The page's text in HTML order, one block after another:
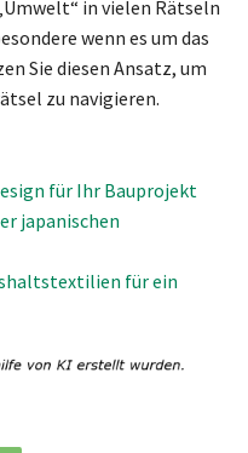
in vielen Rätseln
wenn es um das
Sie diesen Ansatz, um
zu navigieren.
für Ihr Bauprojekt
japanischen
für ein